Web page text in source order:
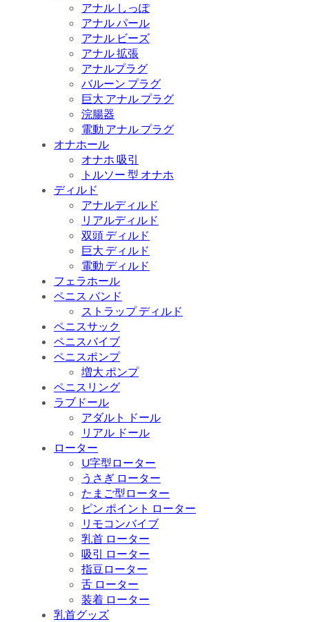
アナル しっぽ
アナル パール
アナル ビーズ
アナル 拡張
アナルプラグ
バルーン プラグ
巨大 アナル プラグ
浣腸器
電動 アナル プラグ
オナホール
オナホ 吸引
トルソー 型 オナホ
ディルド
アナルディルド
リアルディルド
双頭 ディルド
巨大 ディルド
電動 ディルド
フェラホール
ペニス バンド
ストラップ ディルド
ペニスサック
ペニスバイブ
ペニスポンプ
増大 ポンプ
ペニスリング
ラブドール
アダルト ドール
リアル ドール
ローター
U字型ローター
うさぎ ローター
たまご型ローター
ピン ポイント ローター
リモコンバイブ
乳首 ローター
吸引 ローター
指豆ローター
舌 ローター
装着 ローター
乳首グッズ